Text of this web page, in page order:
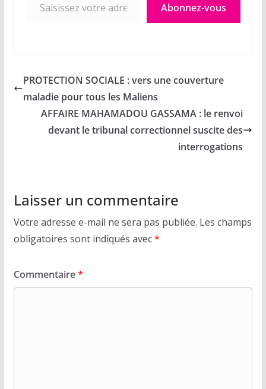
Abonnez-vous
PROTECTION SOCIALE : vers une couverture
maladie pour tous les Maliens
AFFAIRE MAHAMADOU GASSAMA : le renvoi
devant le tribunal correctionnel suscite des
interrogations
Laisser un commentaire
Votre adresse e-mail ne sera pas publiée. Les champs
obligatoires sont indiqués avec*
Commentaire*